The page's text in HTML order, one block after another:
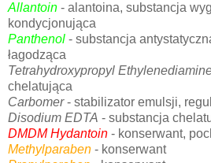
Allantoin - alantoina, substancja
kondycjonująca
Panthenol - substancja
łagodząca
Tetrahydroxypropyl
chelatująca
Carbomer- stabilizator emulsji,
Disodium EDTA - substancja
DMDM Hydantoin - konserwant,
Methylparaben - konserwant